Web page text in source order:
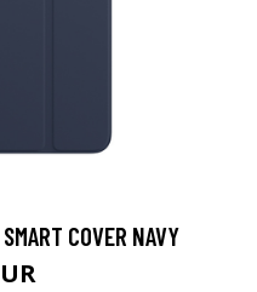
COVER NAVY